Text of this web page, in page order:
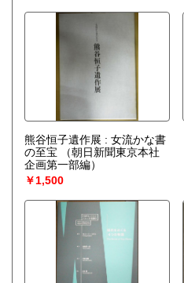
熊谷恒子遺作展 : 女流かな書
の至宝
（朝日新聞東京本社
企画第一部編）
￥1,500